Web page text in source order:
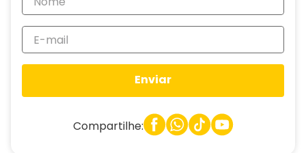
Enviar
Compartilhe: